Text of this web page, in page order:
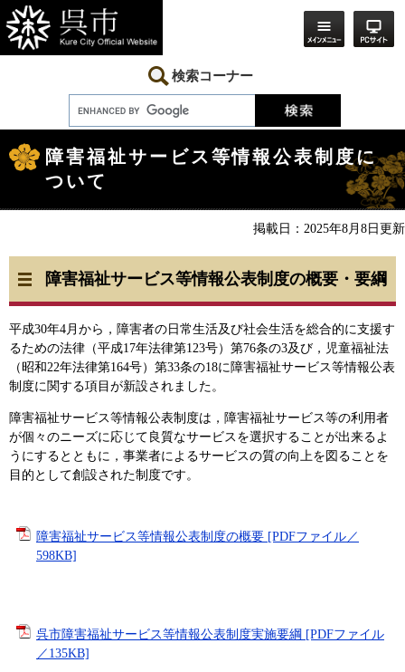
ー
ジ
の
ニ
ュ
ー
本
検索コーナー
文
障害福祉サービス等情報公表制度に
ついて
掲載日：2025年8月8日更新
障害福祉サービス等情報公表制度の概要・要綱
平成30年4月から，障害者の日常生活及び社会生活を総合的に支援す
るための法律（平成17年法律第123号）第76条の3及び，児童福祉法
（昭和22年法律第164号）第33条の18に障害福祉サービス等情報公表
制度に関する項目が新設されました。
障害福祉サービス等情報公表制度は，障害福祉サービス等の利用者
が個々のニーズに応じて良質なサービスを選択することが出来るよ
うにするとともに，事業者によるサービスの質の向上を図ることを
目的として創設された制度です。
障害福祉サービス等情報公表制度の概要 [PDFファイル／
598KB]
呉市障害福祉サービス等情報公表制度実施要綱 [PDFファイル
／135KB]